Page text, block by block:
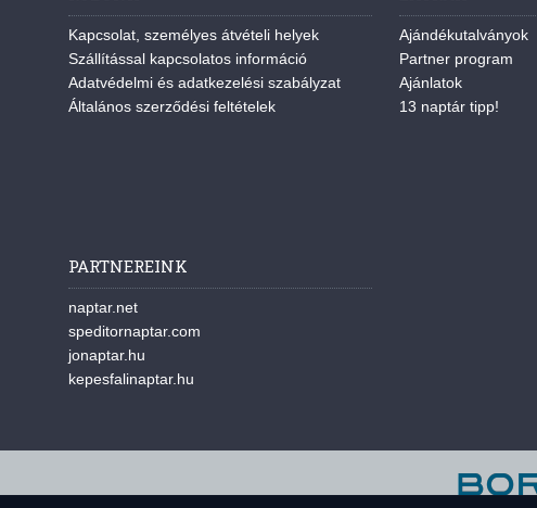
Kapcsolat, személyes átvételi helyek
Szállítással kapcsolatos információ
Adatvédelmi és adatkezelési szabályzat
Általános szerződési feltételek
Ajándékutalványok
Partner program
Ajánlatok
13 naptár tipp!
PARTNEREINK
naptar.net
speditornaptar.com
jonaptar.hu
kepesfalinaptar.hu